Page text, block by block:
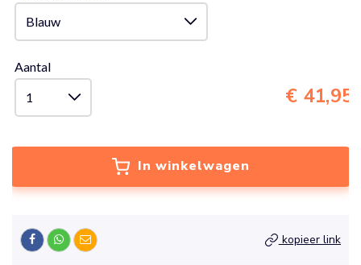
Aantal
€ 41,95
In winkelwagen
kopieer link